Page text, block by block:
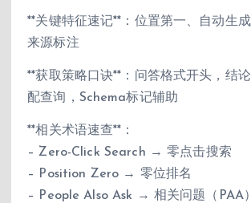
**关键特征速记**：位置第一、自动生成
来源标注
**获取策略口诀**：问答格式开头，结
配查询，Schema标记辅助
**相关术语速查**：
– Zero-Click Search → 零点击搜索
– Position Zero → 零位排名
– People Also Ask → 相关问题（PAA）